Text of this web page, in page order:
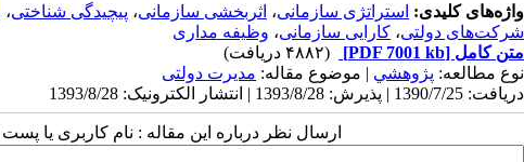
واژه‌های کلیدی: استراتژی سازمانی، اثربخشی سازمانی، پیچیدگی شناختی،
شرکت‌های دولتی، کارایی سازمانی، وظیفه مداری
متن کامل [PDF 7001 kb]
(۴۸۸۲ دریافت)
نوع مطالعه: پژوهشي | موضوع مقاله: مدیرت دولتی
دریافت: 1390/7/25 | پذیرش: 1393/8/28 | انتشار الکترونیک: 1393/8/28
ارسال نظر درباره این مقاله : نام کاربری یا